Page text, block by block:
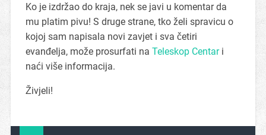
Ko je izdržao do kraja, nek se javi u komentar da
mu platim pivu! S druge strane, tko želi spravicu o
kojoj sam napisala novi zavjet i sva četiri
evanđelja, može prosurfati na Teleskop Centari
naći više informacija.
Živjeli!